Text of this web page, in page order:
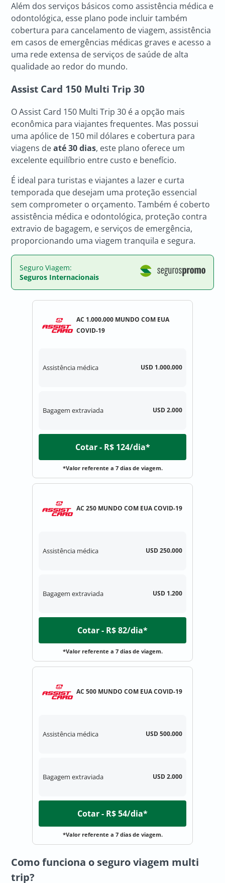
Além dos serviços básicos como assistência médica e
odontológica, esse plano pode incluir também
cobertura para cancelamento de viagem, assistência
em casos de emergências médicas graves e acesso a
uma rede extensa de serviços de saúde de alta
qualidade ao redor do mundo.
Assist Card 150 Multi Trip 30
O Assist Card 150 Multi Trip 30 é a opção mais
econômica para viajantes frequentes. Mas possui
uma apólice de 150 mil dólares e cobertura para
viagens deaté 30 dias, este plano oferece um
excelente equilíbrio entre custo e benefício.
É ideal para turistas e viajantes a lazer e curta
temporada que desejam uma proteção essencial
sem comprometer o orçamento. Também é coberto
assistência médica e odontológica, proteção contra
extravio de bagagem, e serviços de emergência,
proporcionando uma viagem tranquila e segura.
Seguro Viagem:
Seguros Internacionais
AC 1.000.000 MUNDO COM EUA
COVID-19
Assistência médica USD 1.000.000
Bagagem extraviada USD 2.000
Cotar - R$ 124/dia*
*Valor referente a 7 dias de viagem.
AC 250 MUNDO COM EUA COVID-19
Assistência médica USD 250.000
Bagagem extraviada USD 1.200
Cotar - R$ 82/dia*
*Valor referente a 7 dias de viagem.
AC 500 MUNDO COM EUA COVID-19
Assistência médica USD 500.000
Bagagem extraviada USD 2.000
Cotar - R$ 54/dia*
*Valor referente a 7 dias de viagem.
Como funciona o seguro viagem multi
trip?